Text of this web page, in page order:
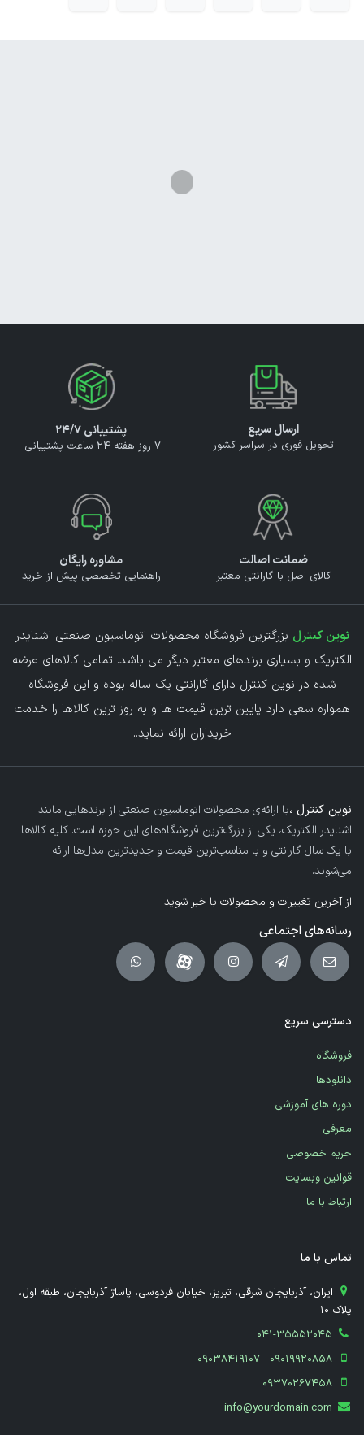
ارسال سریع
تحویل فوری در سراسر کشور
پشتیبانی ۲۴/۷
7 روز هفته 24 ساعت پشتیبانی
ضمانت اصالت
کالای اصل با گارانتی معتبر
مشاوره رایگان
راهنمایی تخصصی پیش از خرید
نوین کنترل بزرگترین فروشگاه محصولات اتوماسیون صنعتی اشنایدر
الکتریک و بسیاری برندهای معتبر دیگر می باشد. تمامی کالاهای عرضه
شده در نوین کنترل دارای گارانتی یک ساله بوده و این فروشگاه
همواره سعی دارد پایین ترین قیمت ها و به روز ترین کالاها را خدمت
خریداران ارائه نماید..
نوین کنترل ،با ارائه‌ی محصولات اتوماسیون صنعتی از برندهایی مانند
اشنایدر الکتریک، یکی از بزرگ‌ترین فروشگاه‌های این حوزه است. کلیه کالاها
با یک سال گارانتی و با مناسب‌ترین قیمت و جدیدترین مدل‌ها ارائه
می‌شوند.
از آخرین تغییرات و محصولات با خبر شوید
رسانه‌های اجتماعی
دسترسی سریع
فروشگاه
دانلودها
دوره های آموزشی
معرفی
حریم خصوصی
قوانین وبسایت
ارتباط با ما
تماس با ما
​ ایران، آذربایجان شرقی، تبریز، خیابان فردوسی، پاساژ آذربایجان، طبقه اول،
پلاک 10
041-35552045
09038419107-09019920858
09370267458
info@yourdomain.com